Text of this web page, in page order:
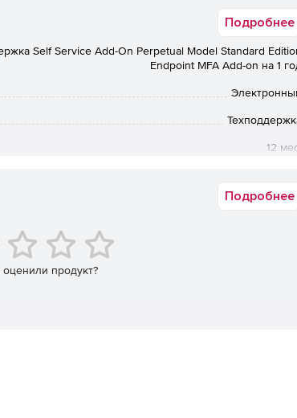
помогает демонстрировать клиентам, что их
пользователей и групп пользователей.
полный учет всех действий.
Подробнее
Self Service Add-On Perpetual Model Standard
Endpoint MFA Add-on на 1
12
Подробнее
продукт?